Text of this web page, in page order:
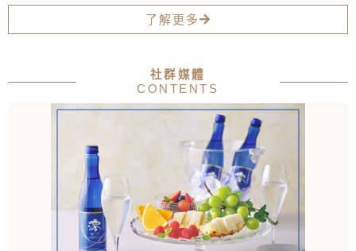
了解更多
社群媒體
CONTENTS